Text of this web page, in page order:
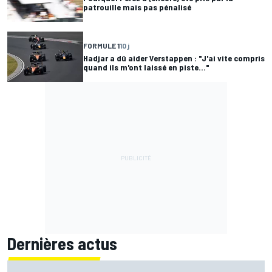
patrouille mais pas pénalisé
FORMULE 110 j
Hadjar a dû aider Verstappen : "J'ai vite compris
quand ils m'ont laissé en piste..."
Dernières actus